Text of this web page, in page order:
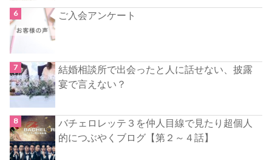
ご入会アンケート
結婚相談所で出会ったと人に話せない、披露
宴で言えない？
バチェロレッテ３を仲人目線で見たり超個人
的につぶやくブログ【第２～４話】